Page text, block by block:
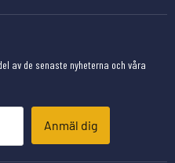
av de senaste nyheterna och våra
Anmäl dig